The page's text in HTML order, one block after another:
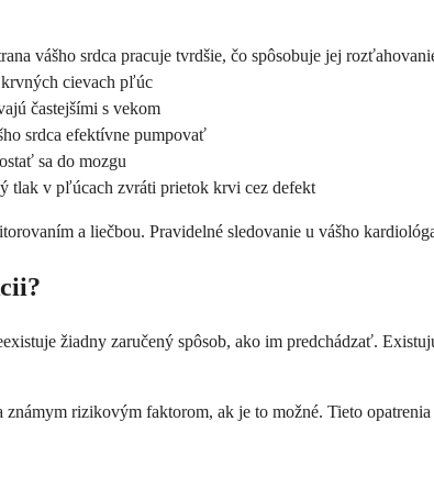
vášho srdca pracuje tvrdšie, čo spôsobuje jej
cievach pľúc
častejšími s vekom
srdca efektívne pumpovať
sa do mozgu
tlak v pľúcach zvráti prietok krvi cez defekt
a liečbou. Pravidelné sledovanie u vášho
žiadny zaručený spôsob, ako im predchádzať.
známym rizikovým faktorom, ak je to možné. Tieto